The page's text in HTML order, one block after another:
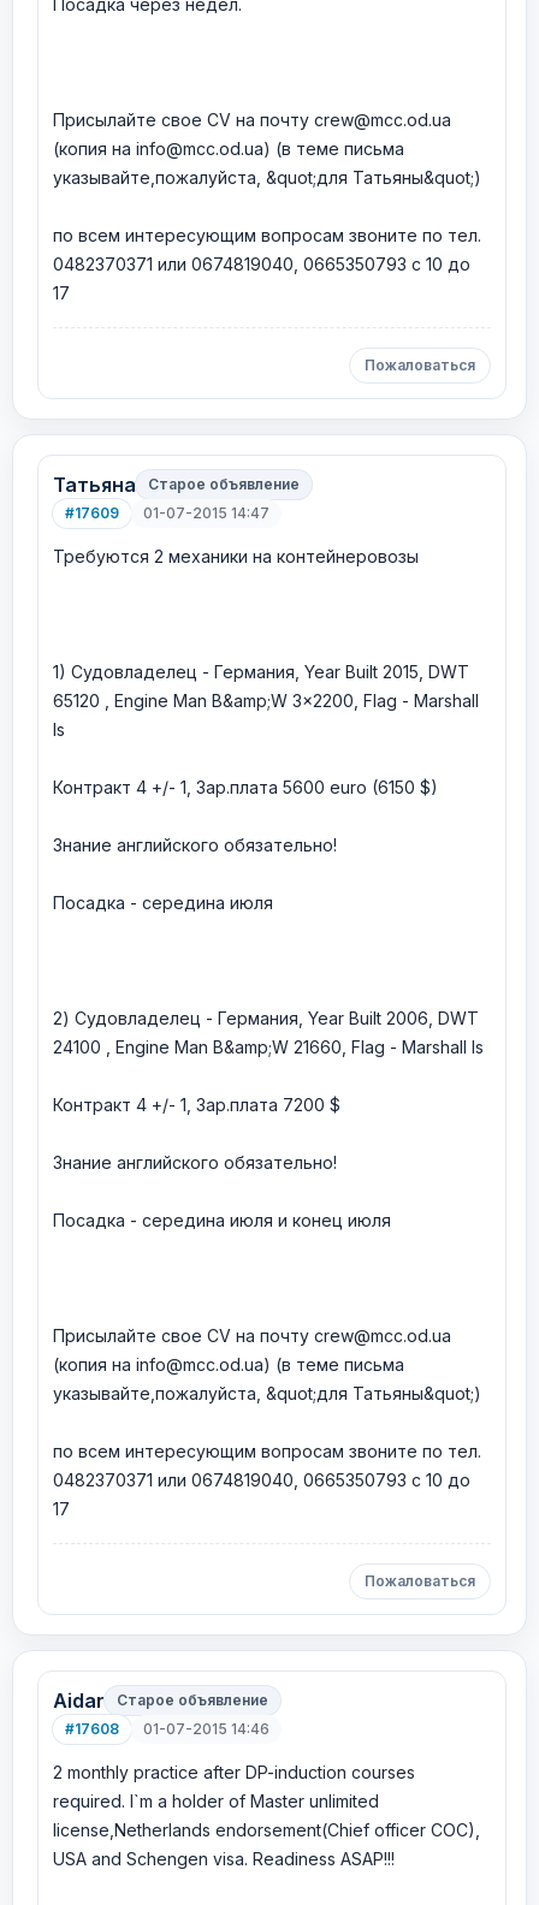
Посадка через недел.
Присылайте свое CV на почту crew@mcc.od.ua
(копия на info@mcc.od.ua) (в теме письма
указывайте,пожалуйста, &quot;для Татьяны&quot;)
по всем интересующим вопросам звоните по тел.
0482370371 или 0674819040, 0665350793 с 10 до
17
Пожаловаться
Татьяна
Старое объявление
#17609
01-07-2015 14:47
Требуются 2 механики на контейнеровозы
1) Cудовладелец - Германия, Year Built 2015, DWT
65120 , Engine Man B&amp;W 3x2200, Flag - Marshall
Is
Контракт 4 +/- 1, Зар.плата 5600 euro (6150 $)
Знание английского обязательно!
Посадка - середина июля
2) Cудовладелец - Германия, Year Built 2006, DWT
24100 , Engine Man B&amp;W 21660, Flag - Marshall Is
Контракт 4 +/- 1, Зар.плата 7200 $
Знание английского обязательно!
Посадка - середина июля и конец июля
Присылайте свое CV на почту crew@mcc.od.ua
(копия на info@mcc.od.ua) (в теме письма
указывайте,пожалуйста, &quot;для Татьяны&quot;)
по всем интересующим вопросам звоните по тел.
0482370371 или 0674819040, 0665350793 с 10 до
17
Пожаловаться
Aidar
Старое объявление
#17608
01-07-2015 14:46
2 monthly practice after DP-induction courses
required. I`m a holder of Master unlimited
license,Netherlands endorsement(Chief officer COC),
USA and Schengen visa. Readiness ASAP!!!